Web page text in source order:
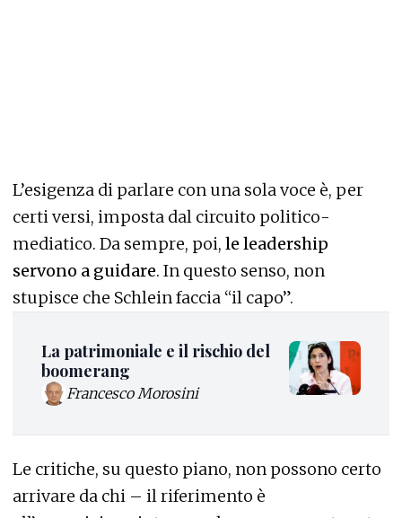
L’esigenza di parlare con una sola voce è, per
certi versi, imposta dal circuito politico-
mediatico. Da sempre, poi, le leadership
servono a guidare. In questo senso, non
stupisce che Schlein faccia “il capo”.
La patrimoniale e il rischio del
boomerang
Francesco Morosini
Le critiche, su questo piano, non possono certo
arrivare da chi – il riferimento è